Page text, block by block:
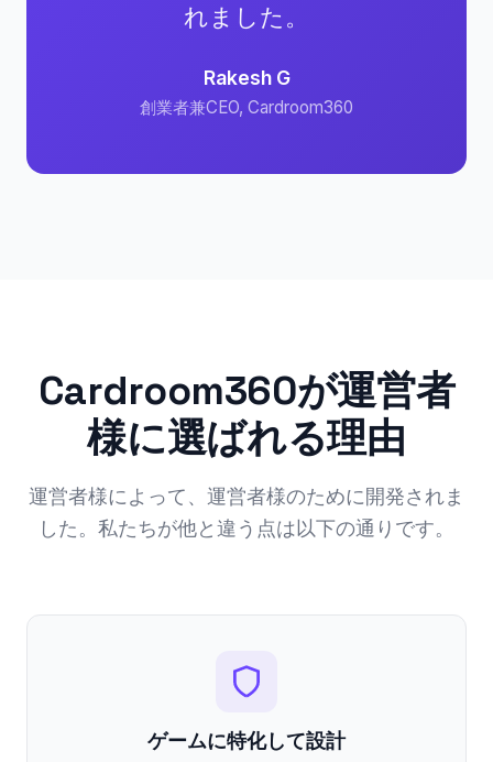
れました。
Rakesh G
創業者兼CEO, Cardroom360
Cardroom360が運営者
様に選ばれる理由
運営者様によって、運営者様のために開発されま
した。私たちが他と違う点は以下の通りです。
ゲームに特化して設計